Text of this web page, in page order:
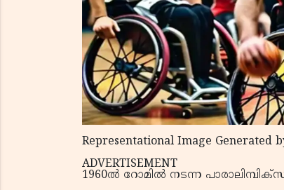
Representational Image Generated
ADVERTISEMENT
1960ൽ റോമിൽ നടന്ന